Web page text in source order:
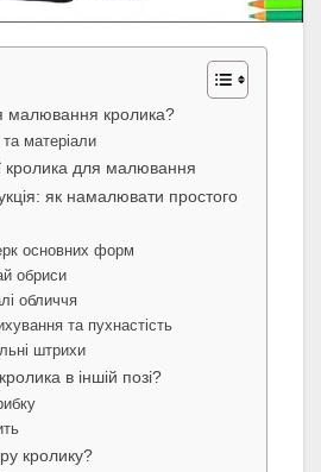
малювання кролика?
та матеріали
кролика для малювання
як намалювати простого
основних форм
обриси
обличчя
та пухнастість
штрихи
в іншій позі?
кролику?